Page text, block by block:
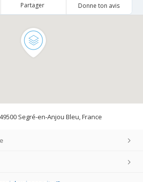
Partager Donne ton avis
Segré-en-Anjou Bleu, France